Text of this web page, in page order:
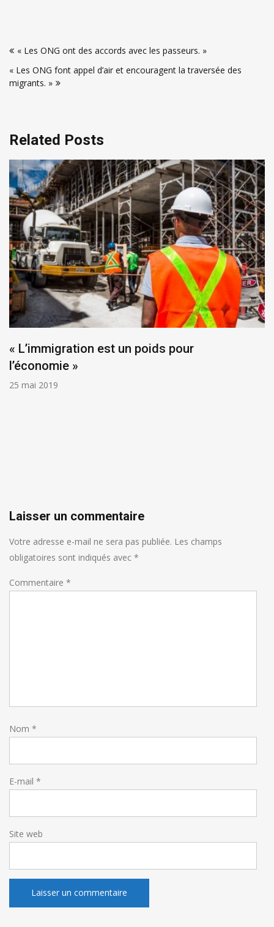
de
l’article
« Les ONG ont des accords avec les passeurs. »
« Les ONG font appel d’air et encouragent la traversée des
migrants. »
Related Posts
« L’immigration est un poids pour
l’économie »
25 mai 2019
Laisser un commentaire
Votre adresse e-mail ne sera pas publiée. Les champs
obligatoires sont indiqués avec *
Commentaire *
Nom *
E-mail *
Site web